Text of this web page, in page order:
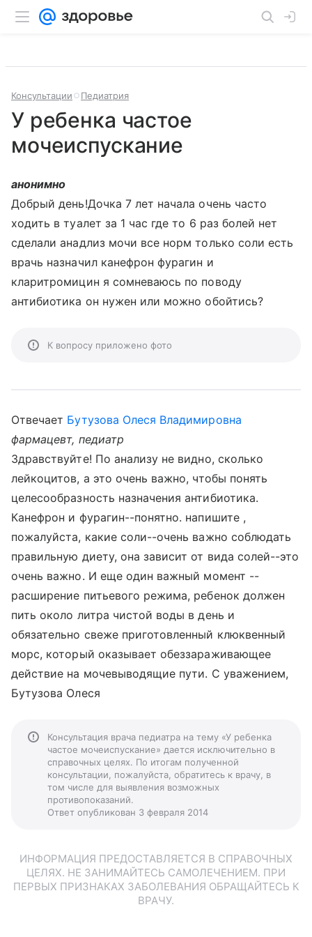
Консультации Педиатрия
У ребенка частое
мочеиспускание
анонимно
Добрый день!Дочка 7 лет начала очень часто
ходить в туалет за 1 час где то 6 раз болей нет
сделали анадлиз мочи все норм только соли есть
врачь назначил канефрон фурагин и
кларитромицин я сомневаюсь по поводу
антибиотика он нужен или можно обойтись?
К вопросу приложено фото
Отвечает Бутузова Олеся Владимировна
фармацевт, педиатр
Здравствуйте! По анализу не видно, сколько
лейкоцитов, а это очень важно, чтобы понять
целесообразность назначения антибиотика.
Канефрон и фурагин--понятно. напишите ,
пожалуйста, какие соли--очень важно соблюдать
правильную диету, она зависит от вида солей--это
очень важно. И еще один важный момент --
расширение питьевого режима, ребенок должен
пить около литра чистой воды в день и
обязательно свеже приготовленный клюквенный
морс, который оказывает обеззараживающее
действие на мочевыводящие пути. С уважением,
Бутузова Олеся
Консультация врача педиатра на тему «У ребенка
частое мочеиспускание» дается исключительно в
справочных целях. По итогам полученной
консультации, пожалуйста, обратитесь к врачу, в
том числе для выявления возможных
противопоказаний.
Ответ опубликован 3 февраля 2014
ИНФОРМАЦИЯ ПРЕДОСТАВЛЯЕТСЯ В СПРАВОЧНЫХ
ЦЕЛЯХ. НЕ ЗАНИМАЙТЕСЬ САМОЛЕЧЕНИЕМ. ПРИ
ПЕРВЫХ ПРИЗНАКАХ ЗАБОЛЕВАНИЯ ОБРАЩАЙТЕСЬ К
ВРАЧУ.